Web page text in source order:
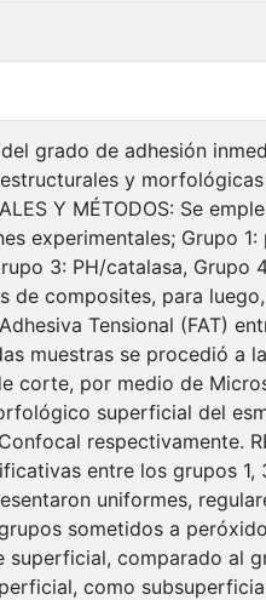
grado de adhesión
y
Y MÉTODOS: Se
experimentales; Grupo
3: PH/catalasa, Grupo
de composites, para
Tensional (FAT)
muestras se procedió a
corte, por medio de
superficial del
respectivamente.
entre los grupos
uniformes,
sometidos a
superficial, comparado al
como